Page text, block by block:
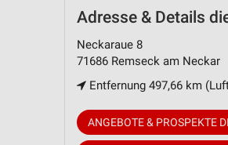
Adresse & Details
Neckaraue 8
71686 Remseck am Neckar
Entfernung 497,66 km
ANGEBOTE & PROSPEKTE